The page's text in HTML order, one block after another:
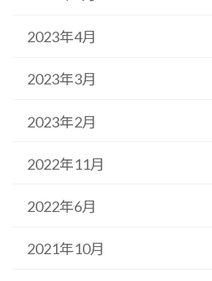
2023年4月
2023年3月
2023年2月
2022年11月
2022年6月
2021年10月